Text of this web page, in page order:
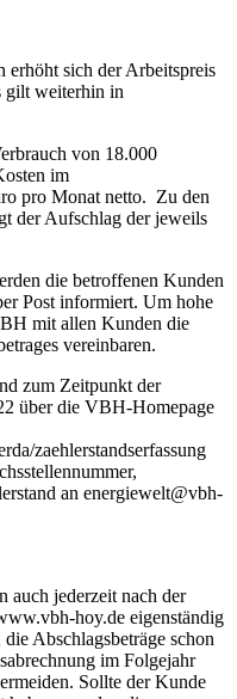
erhöht sich der Arbeitspreis
gilt weiterhin in
von 18.000
im
pro Monat netto. Zu den
der Aufschlag der jeweils
die betroffenen Kunden
Post informiert. Um hohe
mit allen Kunden die
vereinbaren.
zum Zeitpunkt der
über die VBH-Homepage
zaehlerstandserfassung
an energiewelt@vbh-
auch jederzeit nach der
hoy.de eigenständig
Abschlagsbeträge schon
im Folgejahr
Sollte der Kunde